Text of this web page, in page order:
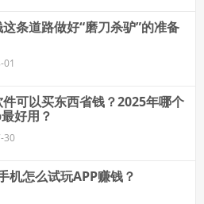
条道路做好“磨刀杀驴”的准备
01
可以买东西省钱？2025年哪个
好用？
30
机怎么试玩APP赚钱？